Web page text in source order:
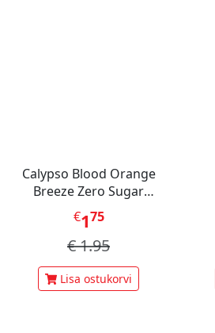
Calypso Blood Orange
Breeze Zero Sugar
karastusjook 330 ml
€175
€1.95
Lisa ostukorvi